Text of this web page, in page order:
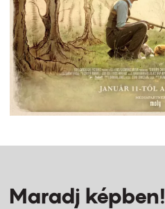
Maradj képben!